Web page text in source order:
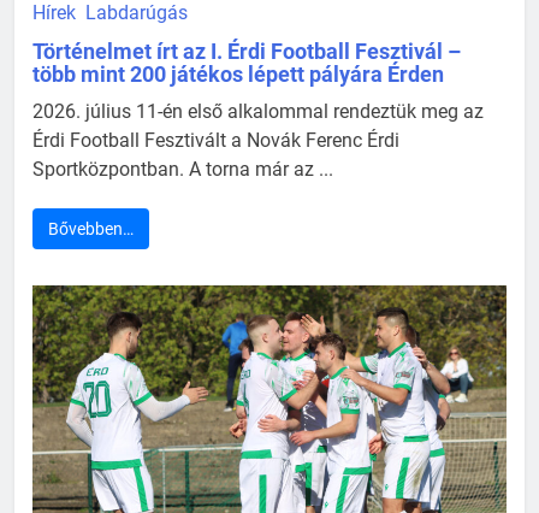
Hírek Labdarúgás
Történelmet írt az I. Érdi Football Fesztivál –
több mint 200 játékos lépett pályára Érden
2026. július 11-én első alkalommal rendeztük meg az
Érdi Football Fesztivált a Novák Ferenc Érdi
Sportközpontban. A torna már az ...
Bővebben…